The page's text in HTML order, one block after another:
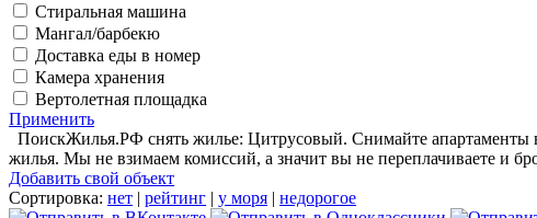
Стиральная машина
Мангал/барбекю
Доставка еды в номер
Камера хранения
Вертолетная площадка
Применить
ПоискЖилья.РФ снять жилье: Цитрусовый. Снимайте апартаменты
жилья. Мы не взимаем комиссий, а значит вы не переплачиваете и
Добавить свой объект
Сортировка: нет | рейтинг | у моря | недорогое